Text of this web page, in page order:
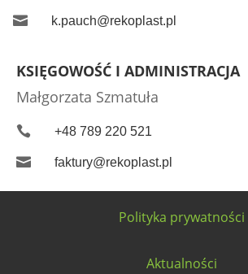
 k.pauch@rekoplast.pl
KSIĘGOWOŚĆ I ADMINISTRACJA
Małgorzata Szmatuła
 +48 789 220 521
 faktury@rekoplast.pl
Polityka prywatności
Aktualności